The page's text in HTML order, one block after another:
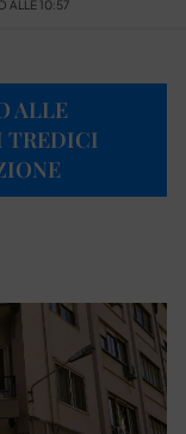
ALLE 10:57
ALLE
TREDICI